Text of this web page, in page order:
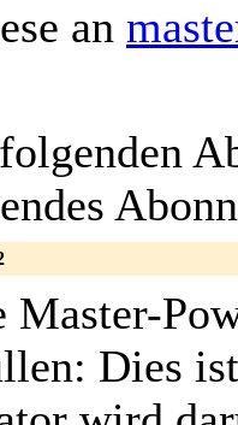
an
Master-
Dies